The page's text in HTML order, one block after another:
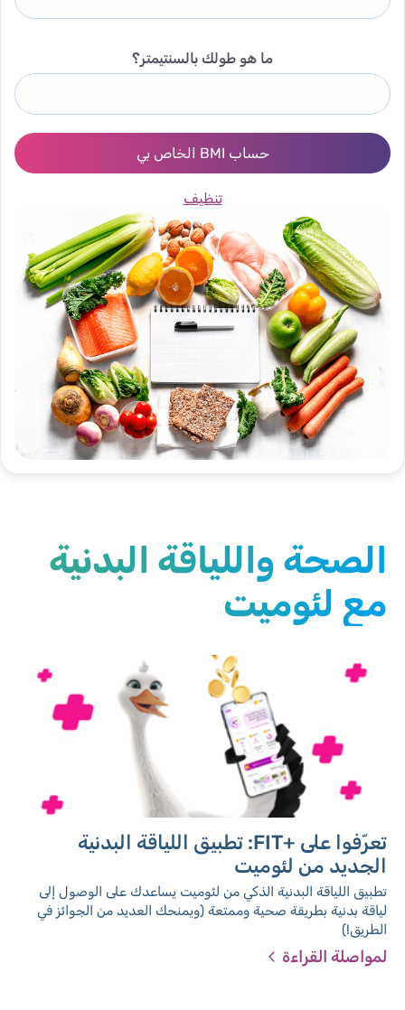
ما هو طولك بالسنتيمتر؟
حساب BMI الخاص بي
تنظيف
الصحة واللياقة البدنية
مع لئوميت
تعرّفوا على +FIT: تطبيق اللياقة البدنية
الجديد من لئوميت
تطبيق اللياقة البدنية الذكي من لئوميت يساعدك على الوصول إلى
لياقة بدنية بطريقة صحية وممتعة (ويمنحك العديد من الجوائز في
الطريق!)
لمواصلة القراءة